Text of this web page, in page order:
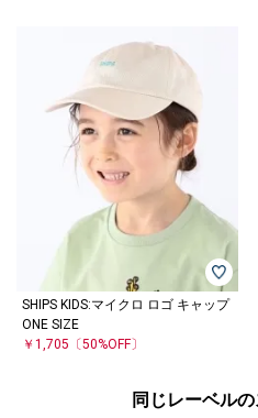
SHIPS KIDS:マイクロ ロゴ キャップ
ONE SIZE
￥1,705 〔50%OFF〕
同じレーベル